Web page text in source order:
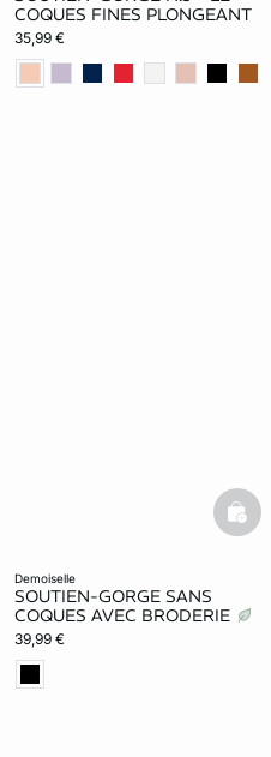
COQUES FINES PLONGEANT
35,99 €
demoiselle
SOUTIEN-GORGE SANS
COQUES AVEC BRODERIE
39,99 €